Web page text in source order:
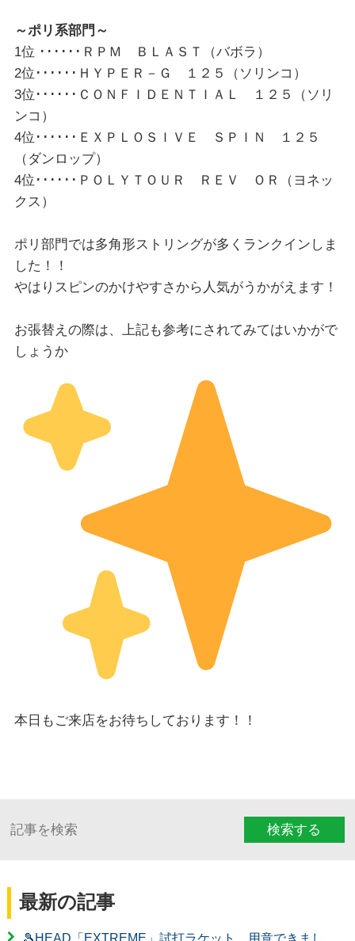
～ポリ系部門～
1位 ･･････ＲＰＭ ＢＬＡＳＴ（バボラ）
2位･･････ＨＹＰＥＲ－Ｇ １２５（ソリンコ）
3位･･････ＣＯＮＦＩＤＥＮＴＩＡＬ １２５（ソリ
ンコ）
4位･･････ＥＸＰＬＯＳＩＶＥ ＳＰＩＮ １２５
（ダンロップ）
4位･･････ＰＯＬＹＴＯＵＲ ＲＥＶ ＯＲ（ヨネッ
クス）
ポリ部門では多角形ストリングが多くランクインしま
した！！
やはりスピンのかけやすさから人気がうかがえます！
お張替えの際は、上記も参考にされてみてはいかがで
しょうか
本日もご来店をお待ちしております！！
検索する
最新の記事